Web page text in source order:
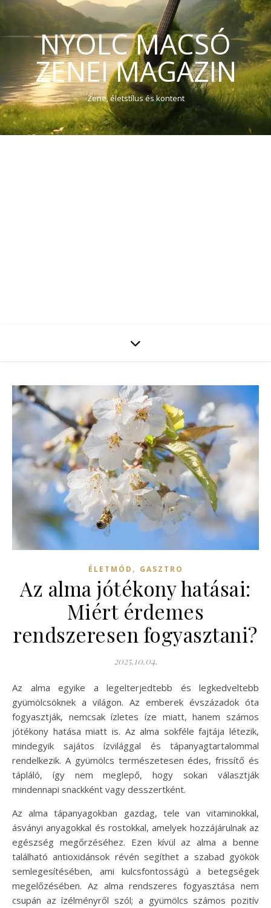
NYOLC MACSÓ
ZENEI MAGAZIN
Zene, életstílus és kontent
ÉLETMÓD , GASZTRO
Az alma jótékony hatásai:
Miért érdemes
rendszeresen fogyasztani?
2025.10.04.
Az alma egyike a legelterjedtebb és legkedveltebb
gyümölcsöknek a világon. Az emberek évszázadok óta
fogyasztják, nemcsak ízletes íze miatt, hanem számos
jótékony hatása miatt is. Az alma sokféle fajtája létezik,
mindegyik sajátos ízvilággal és tápanyagtartalommal
rendelkezik. A gyümölcs természetesen édes, frissítő és
tápláló, így nem meglepő, hogy sokan választják
mindennapi snackként vagy desszertként.
Az alma tápanyagokban gazdag, tele van vitaminokkal,
ásványi anyagokkal és rostokkal, amelyek hozzájárulnak az
egészség megőrzéséhez. Ezen kívül az alma a benne
található antioxidánsok révén segíthet a szabad gyökök
semlegesítésében, ami kulcsfontosságú a betegségek
megelőzésében. Az alma rendszeres fogyasztása nem
csupán az ízélményről szól; a gyümölcs számos pozitív